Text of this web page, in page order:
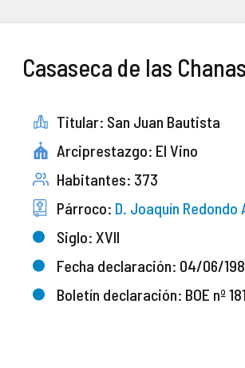
Casaseca de las
Titular: San Juan Bautista
Arciprestazgo: El Vino
Habitantes: 373
Párroco: D. Joaquín Redondo
Siglo: XVII
Fecha declaración: 04/06/
Boletín declaración: BOE nº